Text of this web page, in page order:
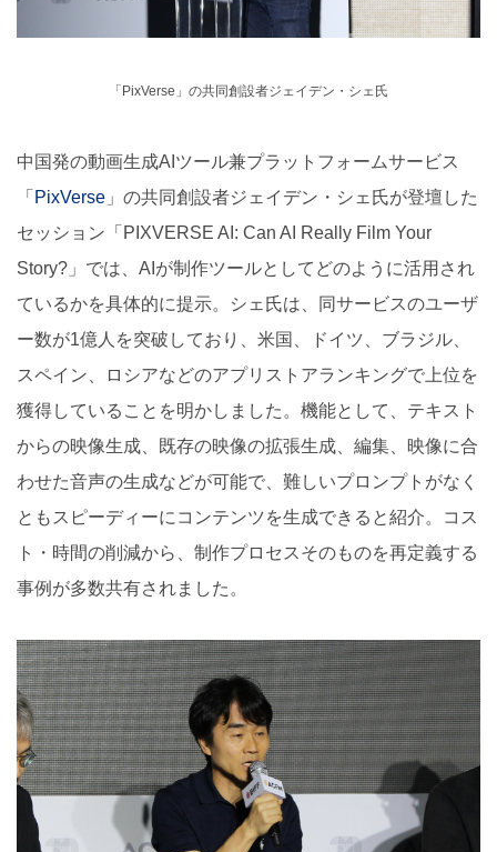
「PixVerse」の共同創設者ジェイデン・シェ氏
中国発の動画生成AIツール兼プラットフォームサービス
「 PixVerse 」の共同創設者ジェイデン・シェ氏が登壇した
セッション「PIXVERSE AI: Can AI Really Film Your
Story?」では、AIが制作ツールとしてどのように活用され
ているかを具体的に提示。シェ氏は、同サービスのユーザ
ー数が1億人を突破しており、米国、ドイツ、ブラジル、
スペイン、ロシアなどのアプリストアランキングで上位を
獲得していることを明かしました。機能として、テキスト
からの映像生成、既存の映像の拡張生成、編集、映像に合
わせた音声の生成などが可能で、難しいプロンプトがなく
ともスピーディーにコンテンツを生成できると紹介。コス
ト・時間の削減から、制作プロセスそのものを再定義する
事例が多数共有されました。